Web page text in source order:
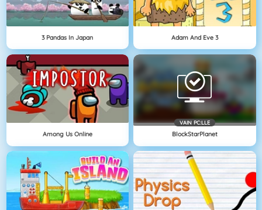
3 Pandas In Japan Adam And Eve 3
Among Us Online
VAIN PC:LLE
BlockStarPlanet